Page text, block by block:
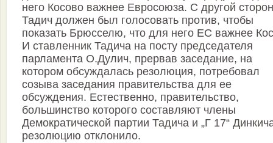
него Косово важнее Евросоюза. С другой
Тадич должен был голосовать против, чтобы
показать Брюсселю, что для него ЕС важнее
И ставленник Тадича на посту председателя
парламента О.Дулич, прервав заседание, на
котором обсуждалась резолюция, потребовал
созыва заседания правительства для ее
обсуждения. Естественно, правительство,
большинство которого составляют члены
Демократической партии Тадича и „Г 17“
резолюцию отклонило.